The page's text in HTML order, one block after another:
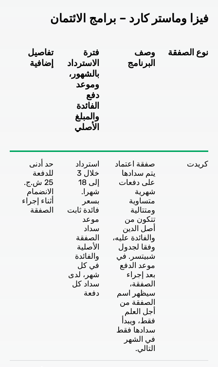
فيزا وماستر كارد – برامج الائتمان
نوع الصفقة
وصف
البرنامج
فترة
الاسترداد
بالشهور،
وموعد
دفع
الفائدة
والمبلغ
الأصلي
تفاصيل
إضافية
كريدت
صفقة اعتماد
يتم سدادها
على دفعات
شهرية
متساوية
ومتتالية
تتكون من
أصل الدين
والفائدة عليه،
وفقا لجدول
شبيتسر. في
موعد الدفع
بعد إجراء
الصفقة،
سيظهر اسم
الصفقة من
أجل العلم
فقط، ويبدأ
سدادها فقط
في الشهر
التالي.
استرداد
خلال 3
إلى 18
شهرا.
بسعر
فائدة ثابت
موعد
سداد
الصفقة
الأصلية
والفائدة
في كل
شهر، لدى
سداد كل
دفعة
حد أدنى
للدفعة
25 ش.ج.
الانضمام
أثناء إجراء
الصفقة